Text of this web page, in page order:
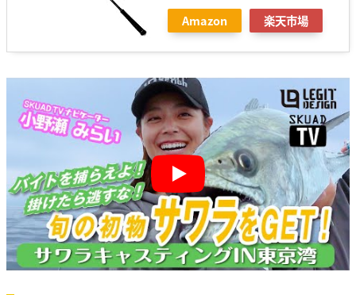
Amazon 楽天市場
Play